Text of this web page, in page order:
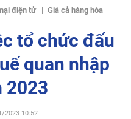
điện tử Giá cả hàng hóa
tổ chức đấu
quan nhập
2023
2023 10:52